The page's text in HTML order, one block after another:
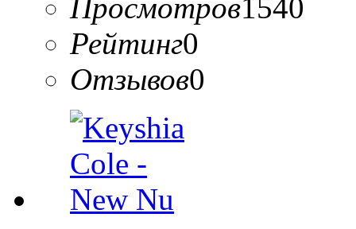
Просмотров1540
Рейтинг0
Отзывов0